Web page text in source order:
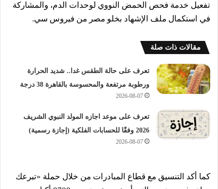
تفعيل خدمة فحص الحمض النووي لوحدات الدم، والمشاركة
في استكمال ملف الإشهاد بخلو مصر من فيروس سي.
مقالات ذات صلة
تعرف على حالة الطقس غدا.. شديد الحرارة
ورطوبة مرتفعة والمحسوسة بالقاهرة 38 درجة
2026-08-07
تعرف على موعد اجازه المولد النبوي الشريف
2026 وفقًا للحسابات الفلكية (إجازة رسمية)
2026-08-07
كما أكد التنسيق مع قطاع المبادرات من خلال حملة «تبرعك